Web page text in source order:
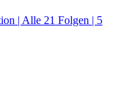
| Alle 21 Folgen | 5